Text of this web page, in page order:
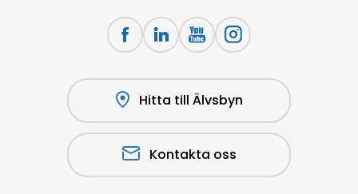
Hitta till Älvsbyn
Kontakta oss